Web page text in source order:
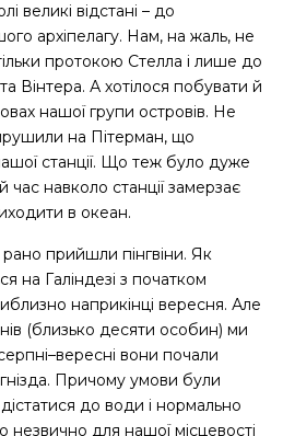
великі відстані – до
архіпелагу. Нам, на жаль, не
протокою Стелла і лише до
Вінтера. А хотілося побувати й
нашої групи островів. Не
на Пітерман, що
станції. Що теж було дуже
навколо станції замерзає
в океан.
прийшли пінгвіни. Як
на Галіндезі з початком
наприкінці вересня. Але
(близько десяти особин) ми
вони почали
Причому умови були
до води і нормально
незвично для нашої місцевості